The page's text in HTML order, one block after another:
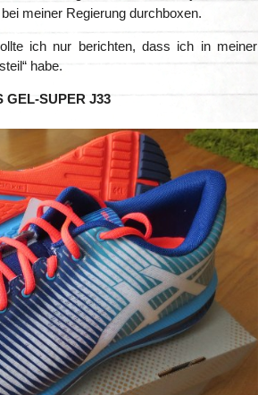
meiner Regierung durchboxen.
ich nur berichten, dass ich in meiner
habe.
GEL-SUPER J33